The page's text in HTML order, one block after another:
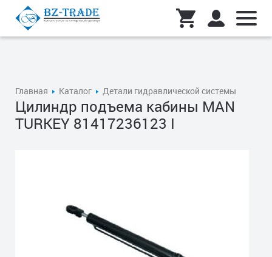
Главная Каталог Детали гидравлической системы
Цилиндр подъема кабины MAN
TURKEY 81417236123 I